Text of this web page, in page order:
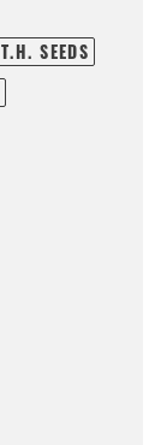
T.H. SEEDS